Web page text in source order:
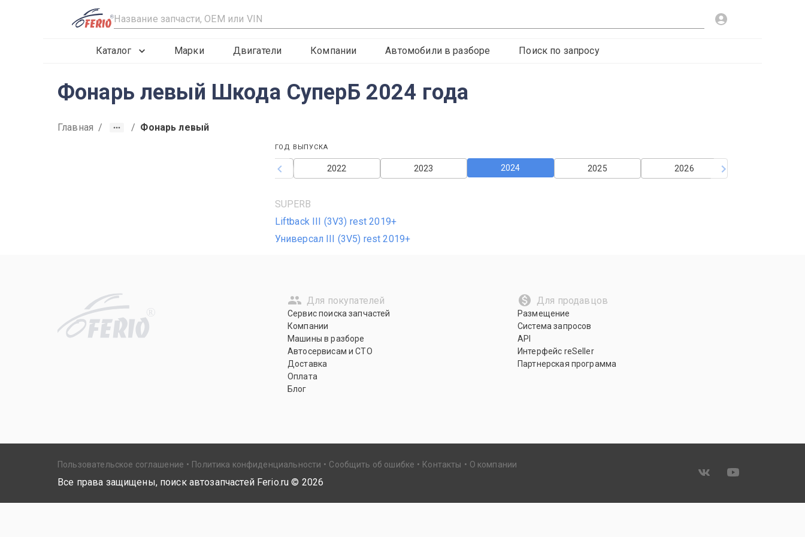
R
Каталог Марки Двигатели Компании Автомобили в разборе Поиск по запросу
Фонарь левый Шкода СуперБ 2024 года
Главная / / Фонарь левый
ГОД ВЫПУСКА
2026
2025
2024
2023
2022
SUPERB
Liftback III (3V3) rest 2019+
Универсал III (3V5) rest 2019+
R
Для покупателей
Сервис поиска запчастей
Компании
Машины в разборе
Автосервисам и СТО
Доставка
Оплата
Блог
Для продавцов
Размещение
Система запросов
API
Интерфейс reSeller
Партнерская программа
Пользовательское соглашение Политика конфиденциальности Сообщить об ошибке Контакты О компании
Все права защищены, поиск автозапчастей Ferio.ru © 2026